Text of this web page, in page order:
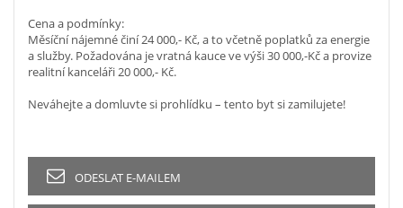
Cena a podmínky:
Měsíční nájemné činí 24 000,- Kč, a to včetně poplatků za energie
a služby. Požadována je vratná kauce ve výši 30 000,-Kč a provize
realitní kanceláři 20 000,- Kč.
Neváhejte a domluvte si prohlídku – tento byt si zamilujete!
ODESLAT E-MAILEM